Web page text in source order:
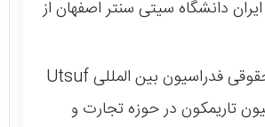
ایران دانشگاه سیتی سنتر اصفهان از
مدیر کل حقوقی فدراسیون بین المللی Utsuf
تاریمکون در حوزه تجارت و